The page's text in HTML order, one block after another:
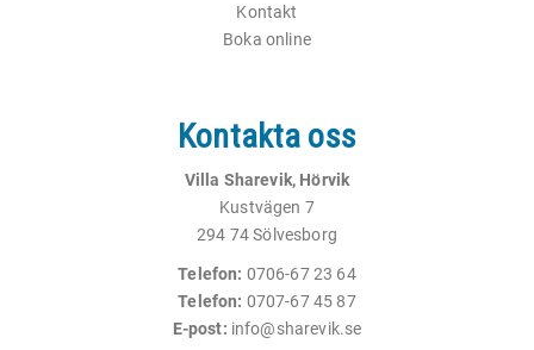
Kontakt
Boka online
Kontakta oss
Villa Sharevik, Hörvik
Kustvägen 7
294 74 Sölvesborg
Telefon: 0706-67 23 64
Telefon: 0707-67 45 87
E-post: info@sharevik.se